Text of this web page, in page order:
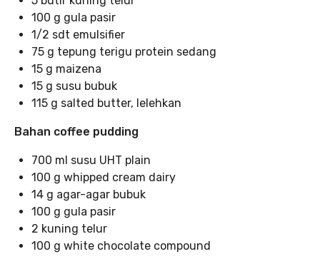
100 g gula pasir
1/2 sdt emulsifier
75 g tepung terigu protein sedang
15 g maizena
15 g susu bubuk
115 g salted butter, lelehkan
Bahan coffee pudding
700 ml susu UHT plain
100 g whipped cream dairy
14 g agar-agar bubuk
100 g gula pasir
2 kuning telur
100 g white chocolate compound